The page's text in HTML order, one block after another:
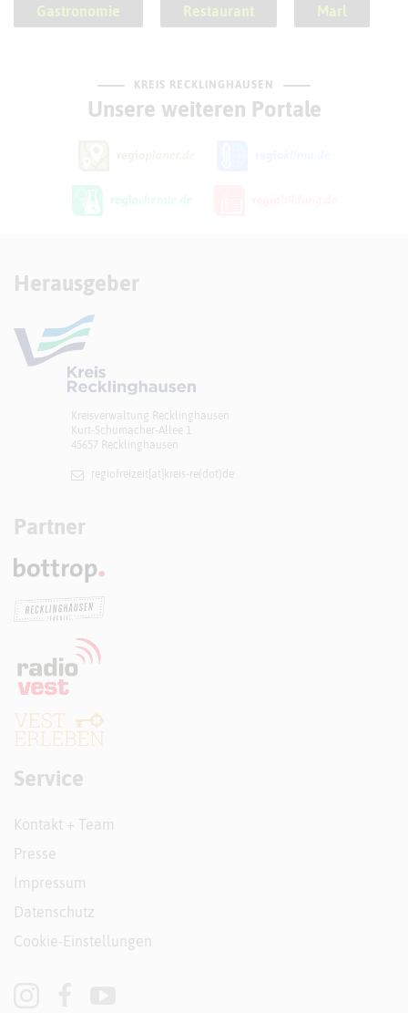
Gastronomie Restaurant Marl
KREIS RECKLINGHAUSEN
Unsere weiteren Portale
Herausgeber
Kreisverwaltung Recklinghausen
Kurt-Schumacher-Allee 1
45657 Recklinghausen
regiofreizeit[at]​kreis-re(dot)de
Partner
Service
Kontakt + Team
Presse
Impressum
Datenschutz
Cookie-Einstellungen